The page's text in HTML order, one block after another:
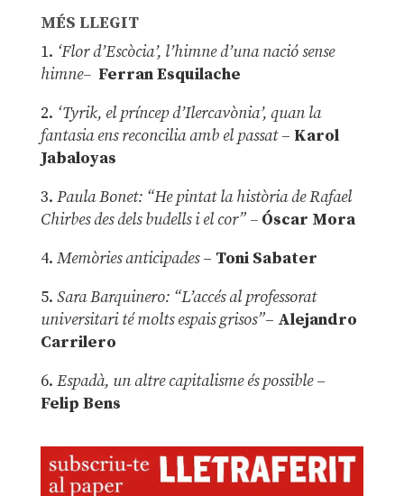
MÉS LLEGIT
1. ‘Flor d’Escòcia’, l’himne d’una nació sense
himne– Ferran Esquilache
2. ‘Tyrik, el príncep d’Ilercavònia’, quan la
fantasia ens reconcilia amb el passat– Karol
Jabaloyas
3. Paula Bonet: “He pintat la història de Rafael
Chirbes des dels budells i el cor” –Óscar Mora
4. Memòries anticipades– Toni Sabater
5. Sara Barquinero: “L’accés al professorat
universitari té molts espais grisos”– Alejandro
Carrilero
6. Espadà, un altre capitalisme és possible –
Felip Bens